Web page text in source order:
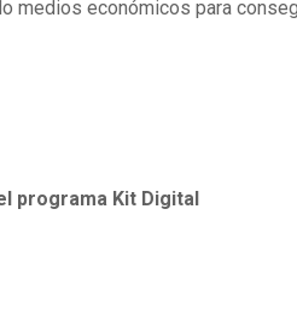
medios económicos para
programa Kit Digital